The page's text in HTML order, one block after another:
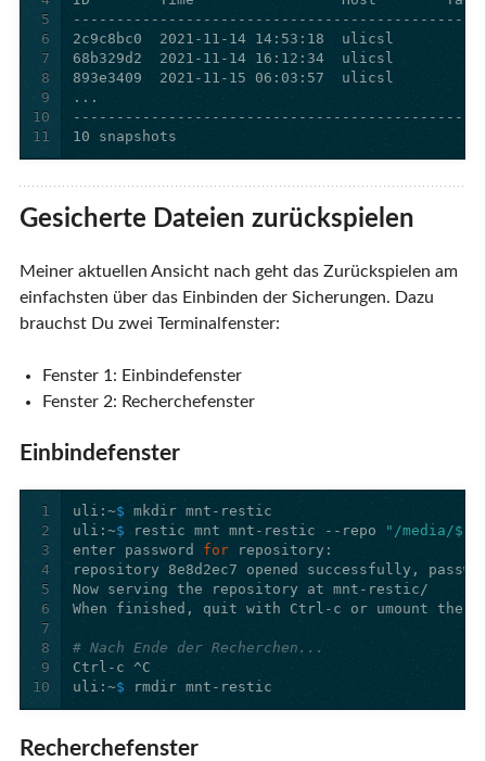
5
6
7
8
9
10
11
Gesicherte Dateien zurückspielen
Meiner aktuellen Ansicht nach geht das Zurückspielen am
einfachsten über das Einbinden der Sicherungen. Dazu
brauchst Du zwei Terminalfenster:
Fenster 1: Einbindefenster
Fenster 2: Recherchefenster
Einbindefenster
1
2
3
4
5
6
7
8
9
10
uli:~$
uli:~$ restic mnt mnt-restic --repo
"/media/
enter password for
# Nach Ende der Recherchen...
uli:~$
Recherchefenster